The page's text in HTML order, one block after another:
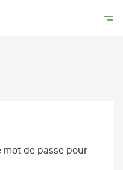
mot de passe pour